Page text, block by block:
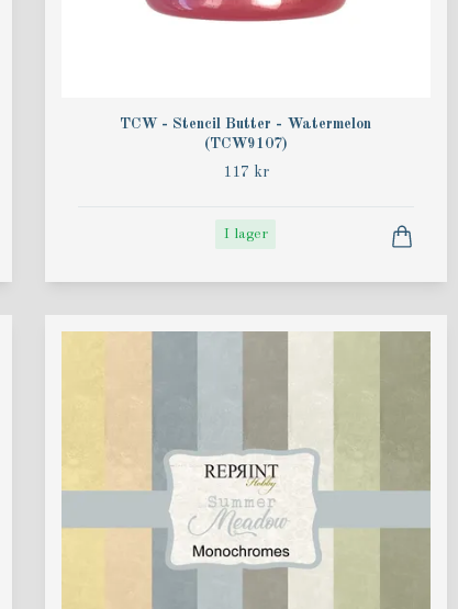
TCW - Stencil Butter - Watermelon
(TCW9107)
117 kr
I lager